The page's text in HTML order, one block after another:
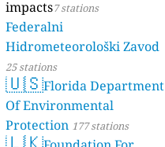
impacts7 stations
Federalni
Hidrometeorološki Zavod
25 stations
🇺🇸Florida Department
Of Environmental
Protection 177 stations